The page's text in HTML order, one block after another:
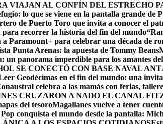
VIAJAN AL CONFÍN DEL ESTRECHO
lo que se viene en la pantalla grande de
de Puerto Toro que invita a conocer el
para recorrer la historia del fin del mundo
Paramount+ para celebrar una década de
Punta Arenas: la apuesta de Tommy Beans
un panorama imperdible para los amantes
SE CONECTÓ CON BASE NAVAL
Geodécimas en el fin del mundo: una
celebra a las mamás con ferias,
CRUZARON A NADO EL CANAL
del tesoroMagallanes vuelve a tener
conquista el mundo desde la pantalla: